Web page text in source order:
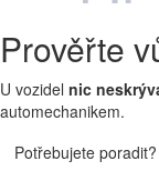
Prověřte
U vozidel nic
automechanikem.
Potřebujete poradit?